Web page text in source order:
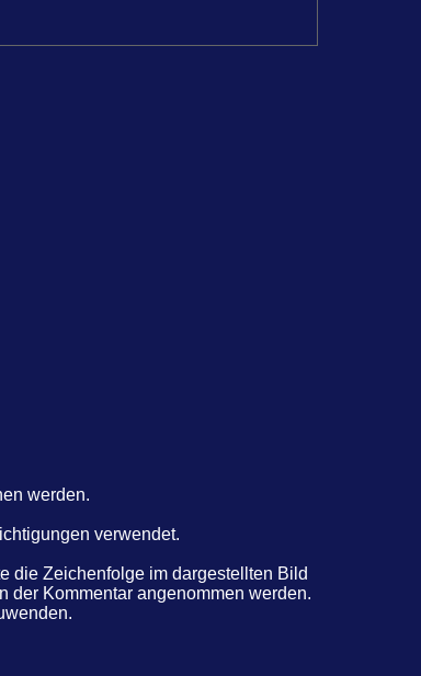
werden.
verwendet.
die Zeichenfolge im dargestellten Bild
der Kommentar angenommen werden.